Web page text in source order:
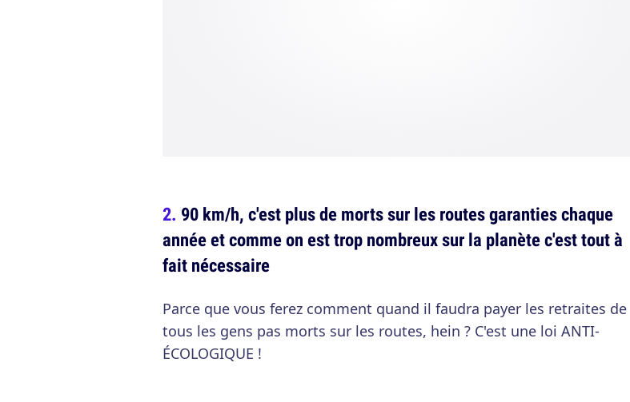
90 km/h, c'est plus de morts sur les routes garanties chaque
année et comme on est trop nombreux sur la planète c'est tout à
fait nécessaire
Parce que vous ferez comment quand il faudra payer les retraites de
tous les gens pas morts sur les routes, hein ? C'est une loi ANTI-
ÉCOLOGIQUE !